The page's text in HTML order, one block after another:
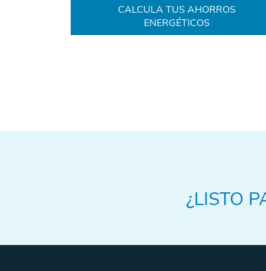
CALCULA TUS AHORROS
ENERGÉTICOS
¿LISTO